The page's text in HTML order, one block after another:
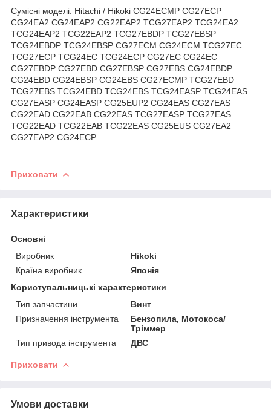
Сумісні моделі: Hitachi / Hikoki CG24ECMP CG27ECP
CG24EA2 CG24EAP2 CG22EAP2 TCG27EAP2 TCG24EA2
TCG24EAP2 TCG22EAP2 TCG27EBDP TCG27EBSP
TCG24EBDP TCG24EBSP CG27ECM CG24ECM TCG27EC
TCG27ECP TCG24EC TCG24ECP CG27EC CG24EC
CG27EBDP CG27EBD CG27EBSP CG27EBS CG24EBDP
CG24EBD CG24EBSP CG24EBS CG27ECMP TCG27EBD
TCG27EBS TCG24EBD TCG24EBS TCG24EASP TCG24EAS
CG27EASP CG24EASP CG25EUP2 CG24EAS CG27EAS
CG22EAD CG22EAB CG22EAS TCG27EASP TCG27EAS
TCG22EAD TCG22EAB TCG22EAS CG25EUS CG27EA2
CG27EAP2 CG24ECP
Приховати
Характеристики
Основні
Виробник
Hikoki
Країна виробник
Японія
Користувальницькі характеристики
Тип запчастини
Винт
Призначення інструмента
Бензопила, Мотокоса/
Тріммер
Тип привода інструмента
ДВС
Приховати
Умови доставки